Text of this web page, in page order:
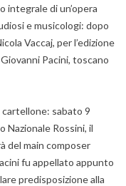
integrale di un’opera
e musicologi: dopo
Vaccaj, per l’edizione
Pacini, toscano
cartellone: sabato 9
Nazionale Rossini, il
del main composer
fu appellato appunto
predisposizione alla